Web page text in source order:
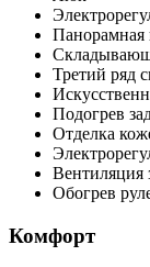
Панорамная
Третий ряд
Подогрев
Отделка
Вентиляция
Обогрев
Комфорт